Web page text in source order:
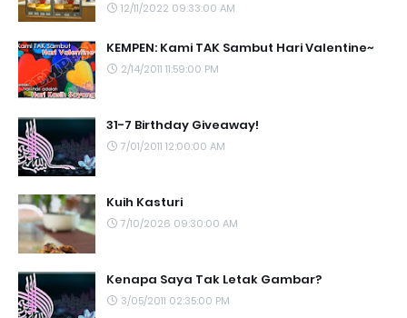
12/11/2022 09:33:00 AM
KEMPEN: Kami TAK Sambut Hari Valentine~
2/14/2011 11:59:00 PM
31-7 Birthday Giveaway!
7/01/2011 12:00:00 AM
Kuih Kasturi
7/10/2026 09:30:00 AM
Kenapa Saya Tak Letak Gambar?
3/05/2011 02:35:00 PM